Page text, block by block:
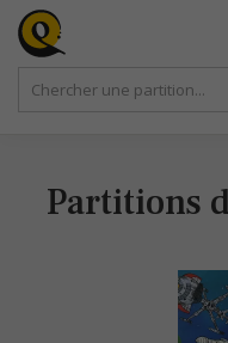
Partitions